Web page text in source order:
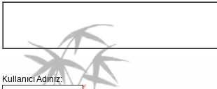
Kullanıcı Adınız: